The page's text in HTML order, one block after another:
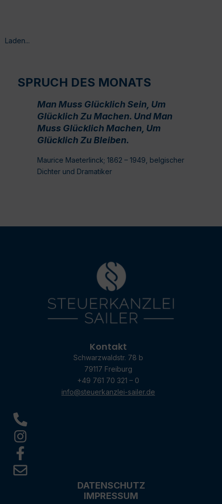
Laden...
SPRUCH DES MONATS
Man Muss Glücklich Sein, Um
Glücklich Zu Machen. Und Man
Muss Glücklich Machen, Um
Glücklich Zu Bleiben.
Maurice Maeterlinck; 1862 – 1949, belgischer
Dichter und Dramatiker
Kontakt
Schwarzwaldstr. 78 b
79117 Freiburg
+49 761 70 321 – 0
info@steuerkanzlei-sailer.de
DATENSCHUTZ
IMPRESSUM